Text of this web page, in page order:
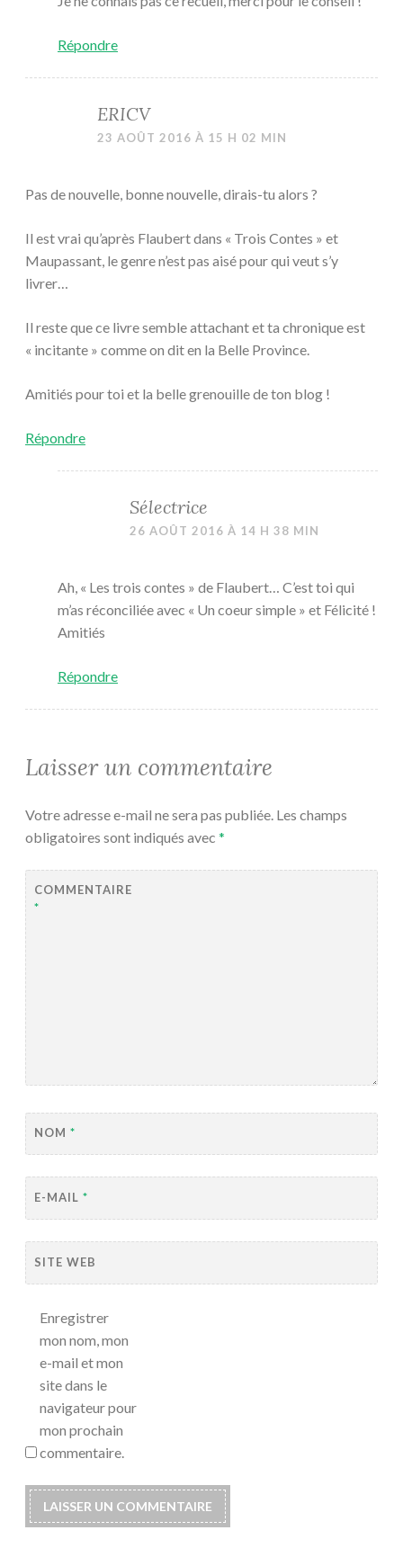
Répondre
ERICV
23 AOÛT 2016 À 15 H 02 MIN
Pas de nouvelle, bonne nouvelle, dirais-tu alors ?
Il est vrai qu’après Flaubert dans « Trois Contes » et
Maupassant, le genre n’est pas aisé pour qui veut s’y
livrer…
Il reste que ce livre semble attachant et ta chronique est
« incitante » comme on dit en la Belle Province.
Amitiés pour toi et la belle grenouille de ton blog !
Répondre
Sélectrice
26 AOÛT 2016 À 14 H 38 MIN
Ah, « Les trois contes » de Flaubert… C’est toi qui
m’as réconciliée avec « Un coeur simple » et Félicité !
Amitiés
Répondre
Laisser un commentaire
Votre adresse e-mail ne sera pas publiée. Les champs
obligatoires sont indiqués avec *
COMMENTAIRE
*
NOM *
E-MAIL *
SITE WEB
Enregistrer
mon nom, mon
e-mail et mon
site dans le
navigateur pour
mon prochain
commentaire.